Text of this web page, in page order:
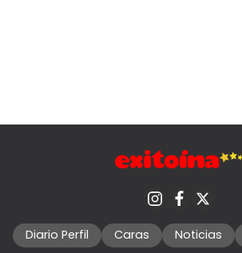
Diario Perfil Caras Noticias